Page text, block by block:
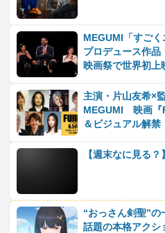
MEGUMI「すご
プロデュース作
映画祭で世界初上
主演・片山友希×
MEGUMI 映画
＆ビジュアル解禁
【週末なに見る
“おっさん剣聖”
話題の本格アク